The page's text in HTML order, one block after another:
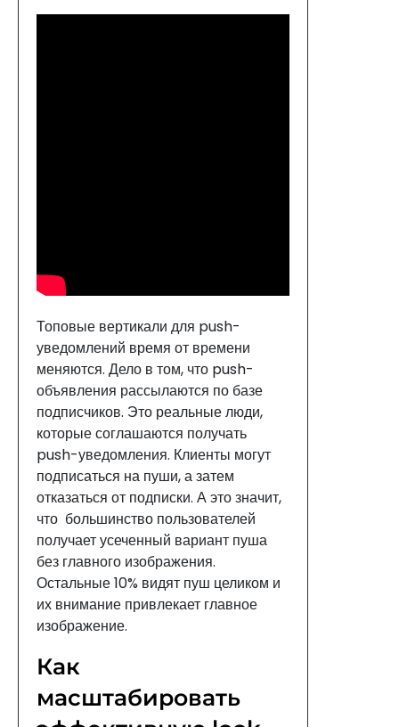
Топовые вертикали для push-
уведомлений время от времени
меняются. Дело в том, что push-
объявления рассылаются по базе
подписчиков. Это реальные люди,
которые соглашаются получать
push-уведомления. Клиенты могут
подписаться на пуши, а затем
отказаться от подписки. А это значит,
что большинство пользователей
получает усеченный вариант пуша
без главного изображения.
Остальные 10% видят пуш целиком и
их внимание привлекает главное
изображение.
Как
масштабировать